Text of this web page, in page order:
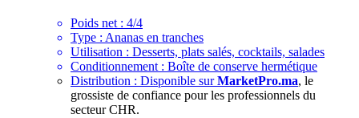
Poids net : 4/4
Type : Ananas en tranches
Utilisation : Desserts, plats salés, cocktails, salades
Conditionnement : Boîte de conserve hermétique
Distribution : Disponible surMarketPro.ma, le
grossiste de confiance pour les professionnels du
secteur CHR.